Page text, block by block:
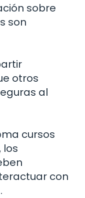
sobre
son
otros
al
cursos
los
con